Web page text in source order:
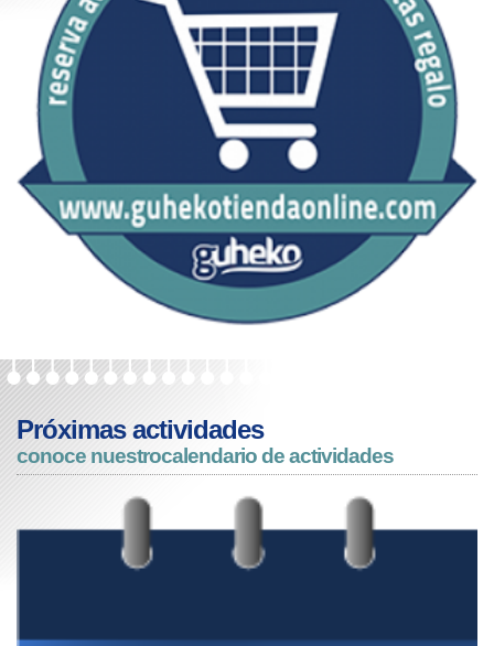
Próximas actividades
conoce nuestrocalendario de actividades